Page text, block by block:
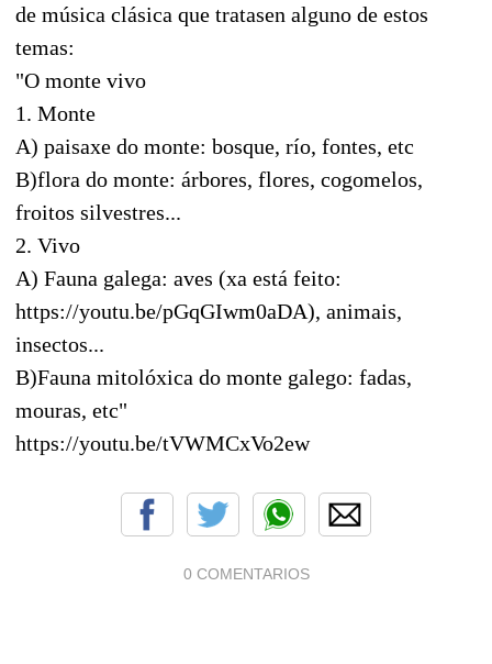
de música clásica que tratasen alguno de estos
temas:
"O monte vivo
1. Monte
A) paisaxe do monte: bosque, río, fontes, etc
B)flora do monte: árbores, flores, cogomelos,
froitos silvestres...
2. Vivo
A) Fauna galega: aves (xa está feito:
https://youtu.be/pGqGIwm0aDA), animais,
insectos...
B)Fauna mitolóxica do monte galego: fadas,
mouras, etc"
https://youtu.be/tVWMCxVo2ew
0 COMENTARIOS